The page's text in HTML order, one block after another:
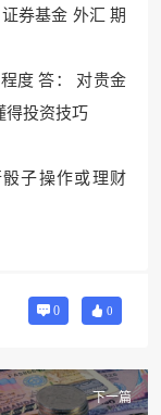
券基金 外汇 期
度 答： 对贵金
得投资技巧
子操作或理财
0 0
下一篇